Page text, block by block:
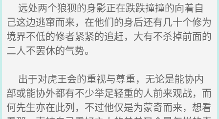
远处两个狼狈的身影正在跌跌撞撞的向着自
己这边逃窜而来，在他们的身后还有几十个修为
境界不低的修者紧紧的追赶，大有不杀掉前面的
二人不罢休的气势。
出于对虎王会的重视与尊重，无论是能协内
部或能协外都有不少举足轻重的人前来观战，而
何先生亦在此列，不过他仅是为蒙奇而来，想看